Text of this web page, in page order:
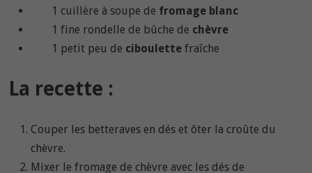
1 cuillère à soupe de fromage blanc
1 fine rondelle de bûche de chèvre
1 petit peu de ciboulette fraîche
La recette :
Couper les betteraves en dés et ôter la croûte du
chèvre.
Mixer le fromage de chèvre avec les dés de